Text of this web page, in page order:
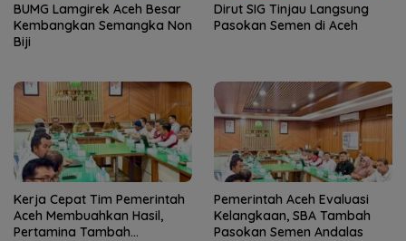
BUMG Lamgirek Aceh Besar
Kembangkan Semangka Non
Biji
Dirut SIG Tinjau Langsung
Pasokan Semen di Aceh
Kerja Cepat Tim Pemerintah
Aceh Membuahkan Hasil,
Pertamina Tambah
Pemerintah Aceh Evaluasi
Kelangkaan, SBA Tambah
Pasokan Semen Andalas